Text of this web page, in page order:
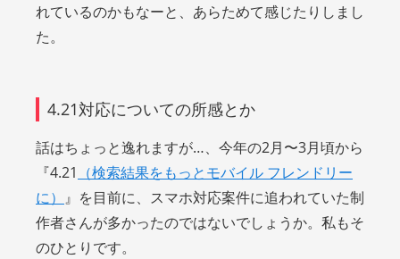
れているのかもなーと、あらためて感じたりしまし
た。
4.21対応についての所感とか
話はちょっと逸れますが…、今年の2月〜3月頃から
『4.21 （検索結果をもっとモバイル フレンドリー
に） 』を目前に、スマホ対応案件に追われていた制
作者さんが多かったのではないでしょうか。私もそ
のひとりです。